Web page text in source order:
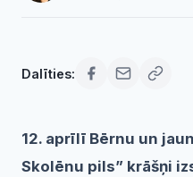
Dalīties:
12. aprīlī Bērnu un
Skolēnu pils” krāšņi